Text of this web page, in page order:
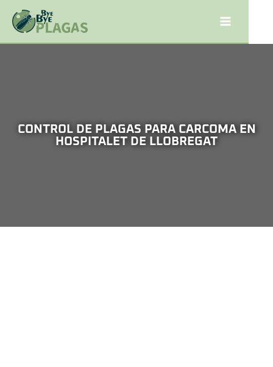
CONTROL DE PLAGAS PARA CARCOMA EN
HOSPITALET DE LLOBREGAT